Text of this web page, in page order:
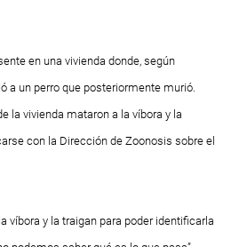
en una vivienda donde, según
a un perro que posteriormente murió.
la vivienda mataron a la víbora y la
con la Dirección de Zoonosis sobre el
víbora y la traigan para poder identificarla